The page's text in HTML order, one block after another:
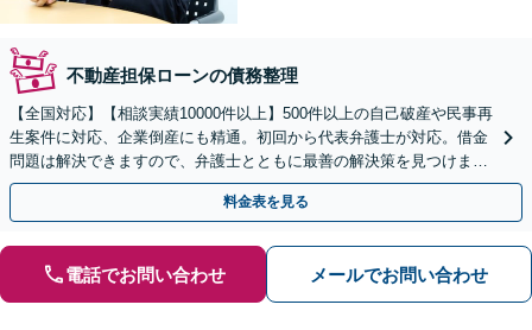
不動産担保ローンの債務整理
【全国対応】【相談実績10000件以上】500件以上の自己破産や民事再
生案件に対応、企業倒産にも精通。初回から代表弁護士が対応。借金
問題は解決できますので、弁護士とともに最善の解決策を見つけまし
ょう【初回相談無料】【法テラス利用可】
料金表を見る
電話でお問い合わせ メールでお問い合わせ